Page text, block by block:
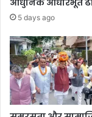
या
वि
रो
ध‌
क
ई
म
ह
त्व
पू
र्ण
घो
5 days ago